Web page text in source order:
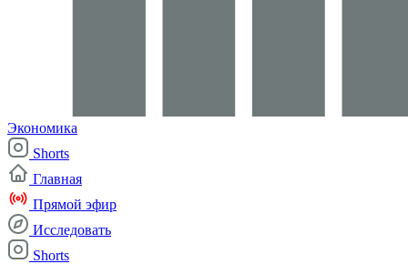
Экономика
Shorts
Главная
Прямой эфир
Исследовать
Shorts